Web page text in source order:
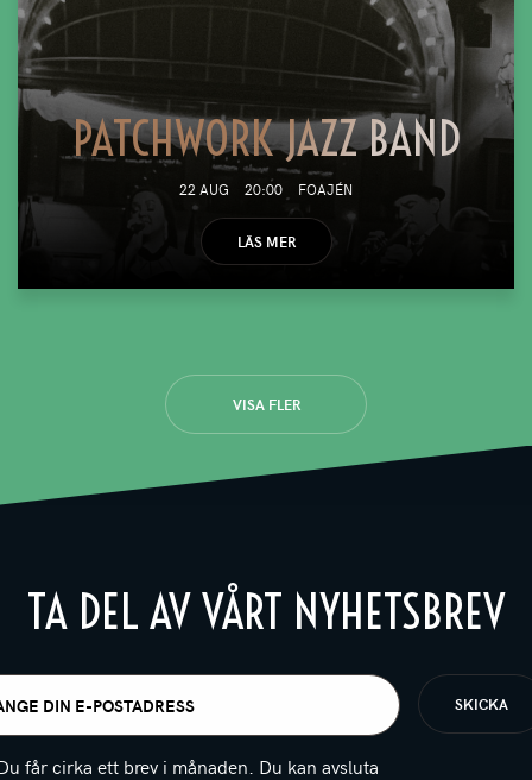
PATCHWORK JAZZ BAND
22 AUG 20:00 FOAJÉN
LÄS MER
VISA FLER
TA DEL AV VÅRT NYHETSBREV
får cirka ett brev i månaden. Du kan avsluta